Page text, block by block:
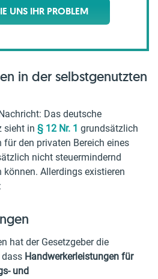
UNS IHR PROBLEM
in der selbstgenutzten
Das deutsche
sieht in § 12 Nr. 1 grundsätzlich
den privaten Bereich eines
nicht steuermindernd
Allerdings existieren
hat der Gesetzgeber die
Handwerkerleistungen für
und